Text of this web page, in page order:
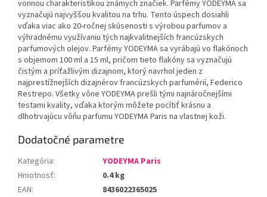
vonnou charakteristikou známych značiek. Parfémy YODEYMA sa
vyznačujú najvyššou kvalitou na trhu. Tento úspech dosiahli
vďaka viac ako 20-ročnej skúsenosti s výrobou parfumov a
výhradnému využívaniu tých najkvalitnejších francúzskych
parfumových olejov. Parfémy YODEYMA sa vyrábajú vo flakónoch
s objemom 100 ml a 15 ml, pričom tieto flakóny sa vyznačujú
čistým a príťažlivým dizajnom, ktorý navrhol jeden z
najprestížnejších dizajnérov francúzskych parfumérií, Federico
Restrepo. Všetky vône YODEYMA prešli tými najnáročnejšími
testami kvality, vďaka ktorým môžete pocítiť krásnu a
dlhotrvajúcu vôňu parfumu YODEYMA Paris na vlastnej koži.
Dodatočné parametre
Kategória:
YODEYMA Paris
Hmotnosť:
0.4 kg
EAN:
8436022365025